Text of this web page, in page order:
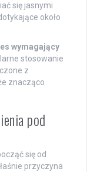
się jasnymi
około
wymagający
stosowanie
z
znacząco
pod
się od
przyczyna